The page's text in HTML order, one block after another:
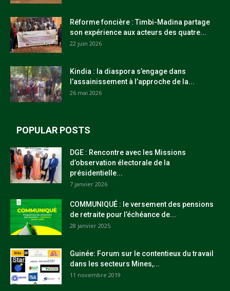
Réforme foncière : Timbi-Madina partage
son expérience aux acteurs des quatre...
22 juin 2026
Kindia : la diaspora s’engage dans
l’assainissement à l’approche de la...
26 mai 2026
POPULAR POSTS
DGE : Rencontre avec les Missions
d’observation électorale de la
présidentielle...
7 janvier 2026
COMMUNIQUÉ : le versement des pensions
de retraite pour l’échéance de...
28 janvier 2025
Guinée: Forum sur le contentieux du travail
dans les secteurs Mines,...
11 novembre 2019